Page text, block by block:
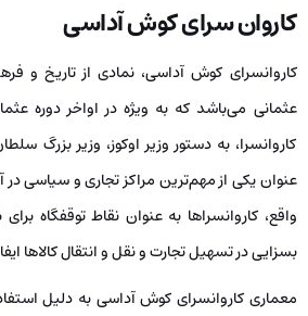
کاروان‌ سرای کوش آداسی
کاروانسرای کوش آداسی، نمادی از تاریخ و
عثمانی می‌باشد که به‌ ویژه در اواخر دوره
کاروانسرا، به دستور وزیر اوکوز، وزیر بزرگ
‌عنوان یکی از مهم‌ترین مراکز تجاری و سیاسی
واقع، کاروانسراها به‌ عنوان نقاط توقفگاه
بسزایی در تسهیل تجارت و نقل و انتقال کالاها
معماری کاروانسرای کوش آداسی به ‌دلیل